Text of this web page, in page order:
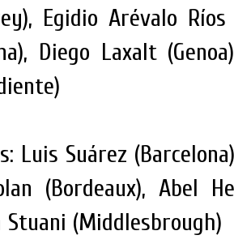
Egidio Arévalo
Diego Laxalt
Luis Suárez
(Bordeaux), Abel
(Middlesbrough)